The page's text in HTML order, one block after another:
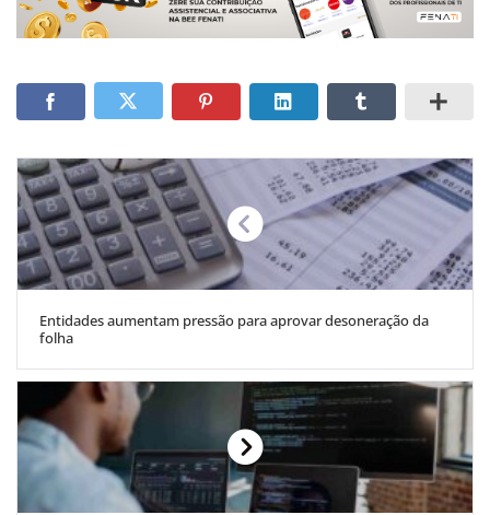
Entidades aumentam pressão para aprovar desoneração da
folha